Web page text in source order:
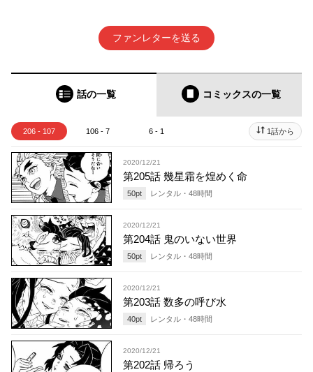
ファンレターを送る
話の一覧 コミックスの一覧
206 - 107 106 - 7 6 - 1 1話から
2020/12/21
第205話 幾星霜を煌めく命
50pt レンタル・ 48時間
2020/12/21
第204話 鬼のいない世界
50pt レンタル・ 48時間
2020/12/21
第203話 数多の呼び水
40pt レンタル・ 48時間
2020/12/21
第202話 帰ろう